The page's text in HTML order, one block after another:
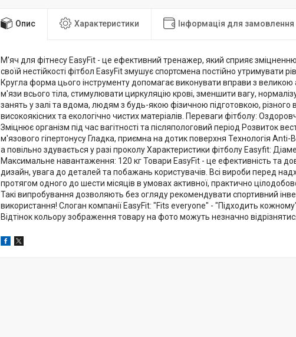
Опис Характеристики Інформація для замовлення
М'яч для фітнесу EasyFit - це ефективний тренажер, який сприяє
своїй нестійкості фітбол EasyFit змушує спортсмена постійно утримувати
Кругла форма цього інструменту допомагає виконувати вправи з
м'язи всього тіла, стимулювати циркуляцію крові, зменшити вагу,
занять у залі та вдома, людям з будь-якою фізичною підготовкою, різного
високоякісних та екологічно чистих матеріалів. Переваги фітболу:
Зміцнює організм під час вагітності та післяпологовий період Розвиток
м'язового гіпертонусу Гладка, приємна на дотик поверхня Технологія
а повільно здувається у разі проколу Характеристики фітболу Easyfit:
Максимальне навантаження: 120 кг Товари EasyFit - це ефективність та
дизайн, увага до деталей та побажань користувачів. Всі вироби перед
протягом одного до шести місяців в умовах активної, практично
Такі випробування дозволяють без огляду рекомендувати спортивний
використання! Слоган компанії EasyFit: "Fits everyone" - "Підходить
Відтінок кольору зображення товару на фото можуть незначно